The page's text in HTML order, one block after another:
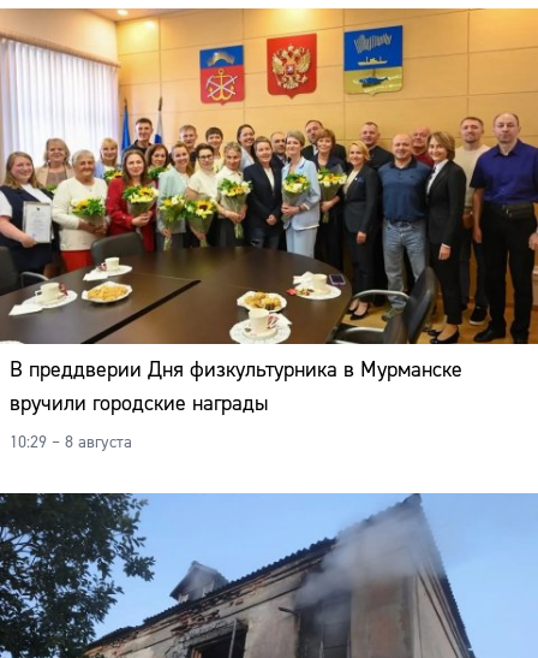
В преддверии Дня физкультурника в Мурманске
вручили городские награды
10:29 – 8 августа